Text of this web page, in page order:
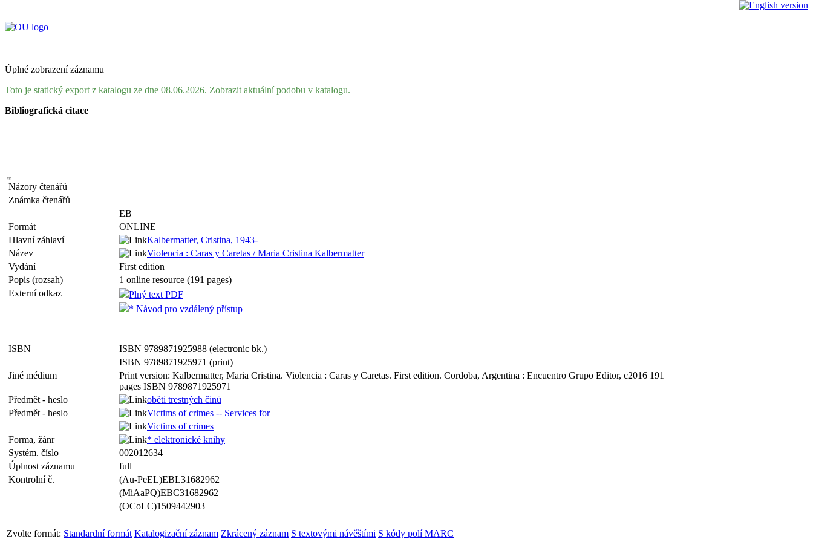
Úplné zobrazení záznamu
Toto je statický export z katalogu ze dne 08.06.2026. Zobrazit aktuální podobu v katalogu.
Bibliografická citace
Názory čtenářů
Známka čtenářů
EB
Formát
ONLINE
Hlavní záhlaví
Kalbermatter, Cristina, 1943-
Název
Violencia : Caras y Caretas / Maria Cristina Kalbermatter
Vydání
First edition
Popis (rozsah)
1 online resource (191 pages)
Externí odkaz
Plný text PDF
* Návod pro vzdálený přístup
ISBN
ISBN 9789871925988 (electronic bk.)
ISBN 9789871925971 (print)
Jiné médium
Print version: Kalbermatter, Maria Cristina. Violencia : Caras y Caretas. First edition. Cordoba, Argentina : Encuentro Grupo Editor, c2016 191
pages ISBN 9789871925971
Předmět - heslo
oběti trestných činů
Předmět - heslo
Victims of crimes -- Services for
Victims of crimes
Forma, žánr
* elektronické knihy
Systém. číslo
002012634
Úplnost záznamu
full
Kontrolní č.
(Au-PeEL)EBL31682962
(MiAaPQ)EBC31682962
(OCoLC)1509442903
Zvolte formát: Standardní formát Katalogizační záznam Zkrácený záznam S textovými návěštími S kódy polí MARC